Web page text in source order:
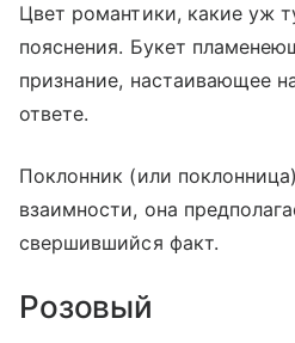
Цвет романтики, какие уж
пояснения. Букет
признание, настаивающее
ответе.
Поклонник (или
взаимности, она
свершившийся факт.
Розовый